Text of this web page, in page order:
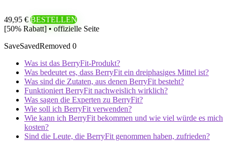
49,95 € BESTELLEN
[50% Rabatt] • offizielle Seite
SaveSavedRemoved 0
Was ist das BerryFit-Produkt?
Was bedeutet es, dass BerryFit ein dreiphasiges Mittel ist?
Was sind die Zutaten, aus denen BerryFit besteht?
Funktioniert BerryFit nachweislich wirklich?
Was sagen die Experten zu BerryFit?
Wie soll ich BerryFit verwenden?
Wie kann ich BerryFit bekommen und wie viel würde es mich
kosten?
Sind die Leute, die BerryFit genommen haben, zufrieden?